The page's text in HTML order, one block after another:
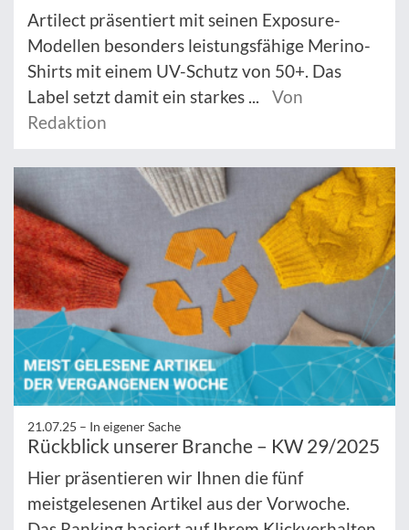
Artilect präsentiert mit seinen Exposure-
Modellen besonders leistungsfähige Merino-
Shirts mit einem UV-Schutz von 50+. Das
Label setzt damit ein starkes ...
Von
Redaktion
21.07.25 – In eigener Sache
Rückblick unserer Branche – KW 29/2025
Hier präsentieren wir Ihnen die fünf
meistgelesenen Artikel aus der Vorwoche.